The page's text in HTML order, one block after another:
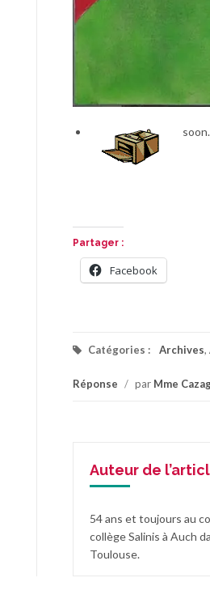
Partager :
Facebook
Catégories : Archives,
Réponse / par Mme
Auteur de
54 ans et toujours au
collège Salinis à Auch
Toulouse.